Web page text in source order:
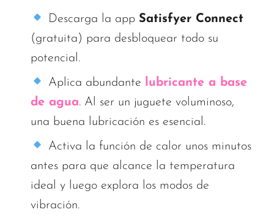
Descarga la app Satisfyer Connect
(gratuita) para desbloquear todo su
potencial.
Aplica abundante
lubricante a base
de agua. Al ser un juguete voluminoso,
una buena lubricación es esencial.
Activa la función de calor unos minutos
antes para que alcance la temperatura
ideal y luego explora los modos de
vibración.